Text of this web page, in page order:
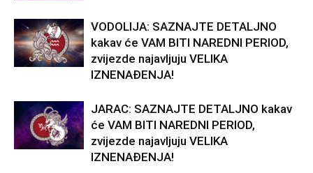
VODOLIJA: SAZNAJTE DETALJNO
kakav će VAM BITI NAREDNI PERIOD,
zvijezde najavljuju VELIKA
IZNENAĐENJA!
JARAC: SAZNAJTE DETALJNO kakav
će VAM BITI NAREDNI PERIOD,
zvijezde najavljuju VELIKA
IZNENAĐENJA!